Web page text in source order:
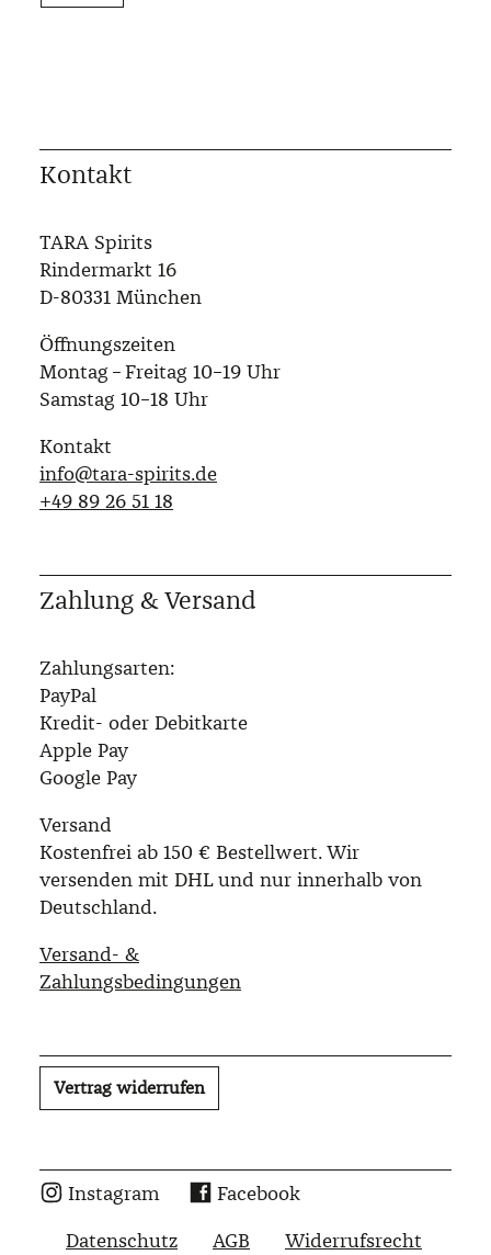
Kontakt
TARA Spirits
Rindermarkt 16
D-80331 München
Öffnungszeiten
Montag – Freitag 10–19 Uhr
Samstag 10–18 Uhr
Kontakt
info@tara-spirits.de
‭+49 89 26 51 18‬
Zahlung & Versand
Zahlungsarten:
PayPal
Kredit- oder Debitkarte
Apple Pay
Google Pay
Versand
Kostenfrei ab 150 € Bestellwert. Wir
versenden mit DHL und nur innerhalb von
Deutschland.
Versand- &
Zahlungsbedingungen
Vertrag widerrufen
Instagram
Facebook
Datenschutz
AGB Widerrufsrecht